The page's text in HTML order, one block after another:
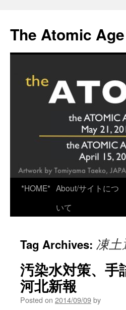
content
The Atomic Age
*HOME* About/サイトにつ
いて
Tag Archives: 凍土
汚染水対策、
河北新報
Posted on 2014/09/09by